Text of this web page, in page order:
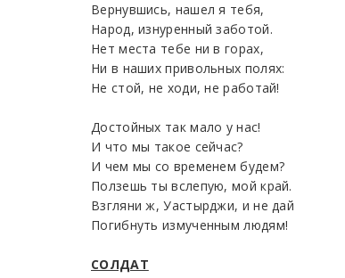
Вернувшись, нашел я тебя,
Народ, изнуренный заботой.
Нет места тебе ни в горах,
Ни в наших привольных полях:
Не стой, не ходи, не работай!
Достойных так мало у нас!
И что мы такое сейчас?
И чем мы со временем будем?
Ползешь ты вслепую, мой край.
Взгляни ж, Уастырджи, и не дай
Погибнуть измученным людям!
СОЛДАТ